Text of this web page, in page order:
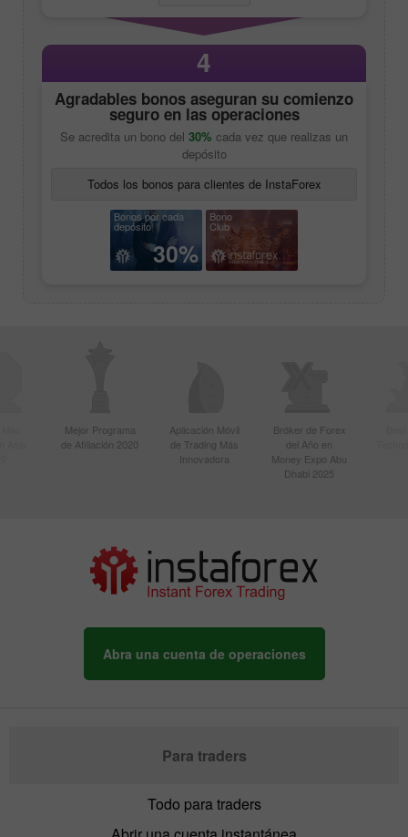
4
Agradables bonos aseguran su comienzo
seguro en las operaciones
Se acredita un bono del 30% cada vez que realizas un
depósito
Todos los bonos para clientes de InstaForex
Bonos por cada
depósito
30%
Bono
Club
Mejor Programa
de Afiliación 2020
Aplicación Móvil
de Trading Más
Innovadora
Bróker de Forex
del Año en
Money Expo Abu
Dhabi 2025
Abra una cuenta de operaciones
Para traders
Todo para traders